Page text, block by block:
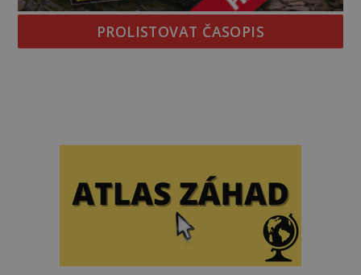
PROLISTOVAT ČASOPIS